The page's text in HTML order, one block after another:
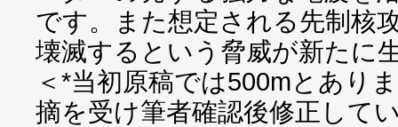
です。また想定される先制核
壊滅するという脅威が新たに
＜*当初原稿では500mとあり
摘を受け筆者確認後修正して